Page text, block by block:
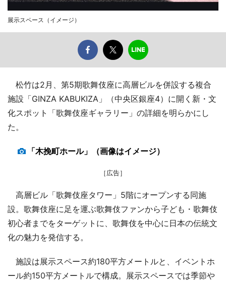
展示スペース（イメージ）
松竹は2月、第5期歌舞伎座に高層ビルを併設する複合
施設「GINZA KABUKIZA」（中央区銀座4）に開く新・文
化スポット「歌舞伎座ギャラリー」の詳細を明らかにし
た。
「木挽町ホール」（画像はイメージ）
［広告］
高層ビル「歌舞伎座タワー」5階にオープンする同施
設。歌舞伎座に足を運ぶ歌舞伎ファンから子ども・歌舞伎
初心者までをターゲットに、歌舞伎を中心に日本の伝統文
化の魅力を発信する。
施設は展示スペース約180平方メートルと、イベントホ
ール約150平方メートルで構成。展示スペースでは季節や